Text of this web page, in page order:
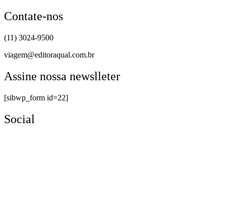
Contate-nos
(11) 3024-9500
viagem@editoraqual.com.br
Assine nossa newslleter
[sibwp_form id=22]
Social